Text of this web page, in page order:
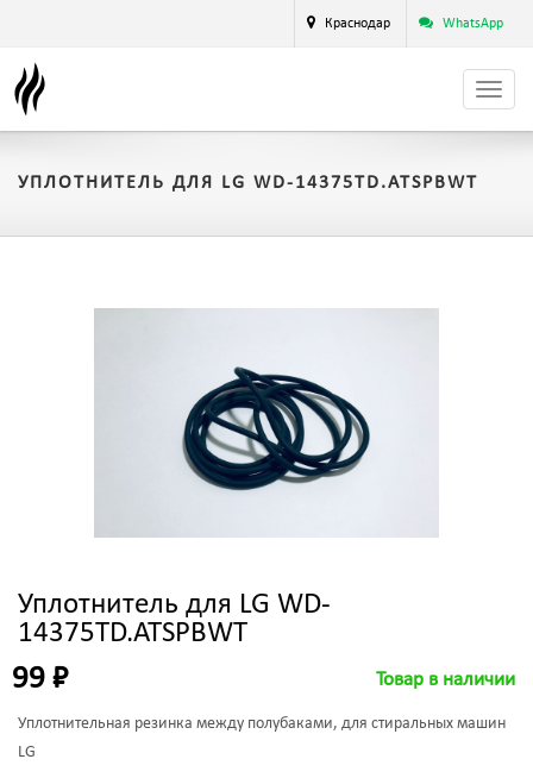
Краснодар WhatsApp
УПЛОТНИТЕЛЬ ДЛЯ LG WD-14375TD.ATSPBWT
Уплотнитель для LG WD-
14375TD.ATSPBWT
99 ₽ Товар в наличии
Уплотнительная резинка между полубаками, для стиральных машин
LG